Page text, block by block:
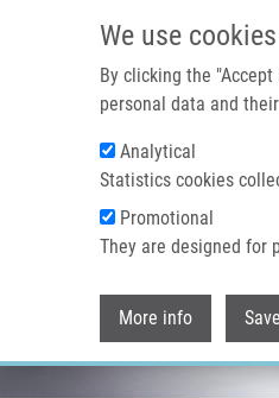
We use
By clicking the
personal data and
Analytical
Statistics cookies
Promotional
They are designed for
More info Save
Header image